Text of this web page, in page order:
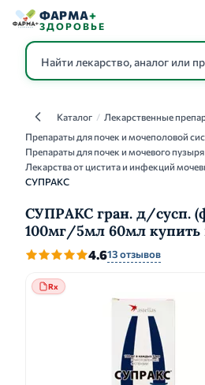
ФАРМА+
ЗДОРОВЬЕ
КаталогКаталог / Лекарственные
Препараты для почек и мочеполовой
Препараты для почек и мочевого пузыря
Лекарства от цистита и инфекций
СУПРАКС
СУПРАКС гран. д/сусп.
100мг/5мл 60мл купить
4.613 отзывов
Rx